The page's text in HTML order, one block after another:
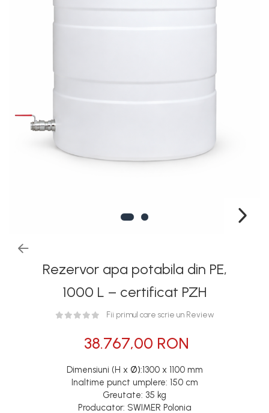
Rezervoare stationare
Rezervor apa potabila din PE,
1000 L – certificat PZH
Fii primul care scrie un Review
38.767,00 RON
Dimensiuni (H x Ø):1300 x 1100 mm
Inaltime punct umplere: 150 cm
Greutate: 35 kg
Producator: SWIMER Polonia